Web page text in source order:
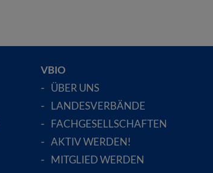
VBIO
ÜBER UNS
LANDESVERBÄNDE
FACHGESELLSCHAFTEN
AKTIV WERDEN!
MITGLIED WERDEN